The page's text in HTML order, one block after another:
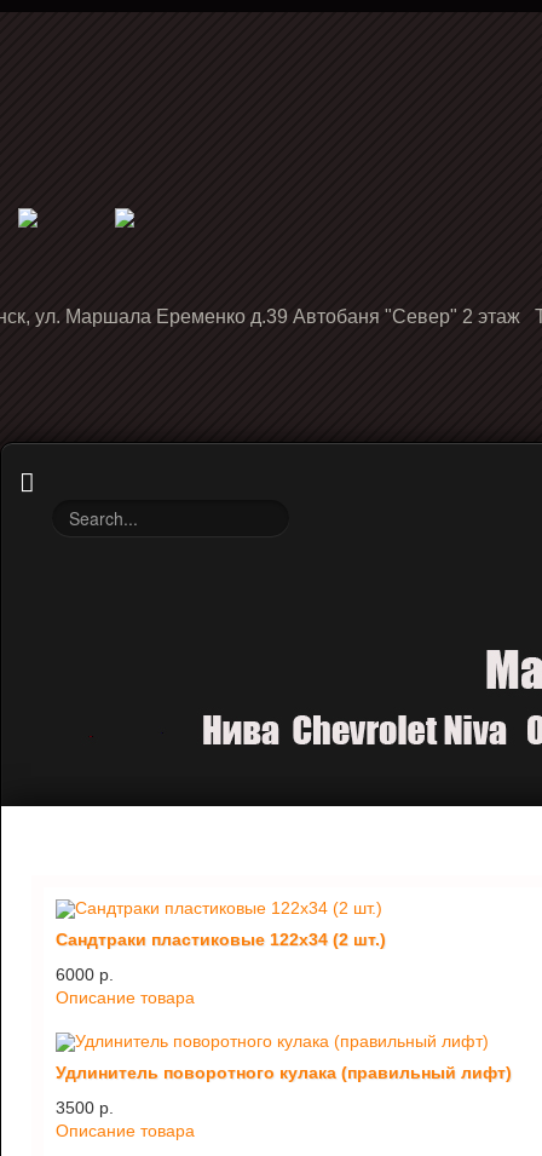
ул. Маршала Еременко д.39 Автобаня "Север" 2 этаж
Сандтраки пластиковые 122х34 (2 шт.)
6000 p.
Описание товара
Удлинитель поворотного кулака (правильный лифт)
3500 p.
Описание товара